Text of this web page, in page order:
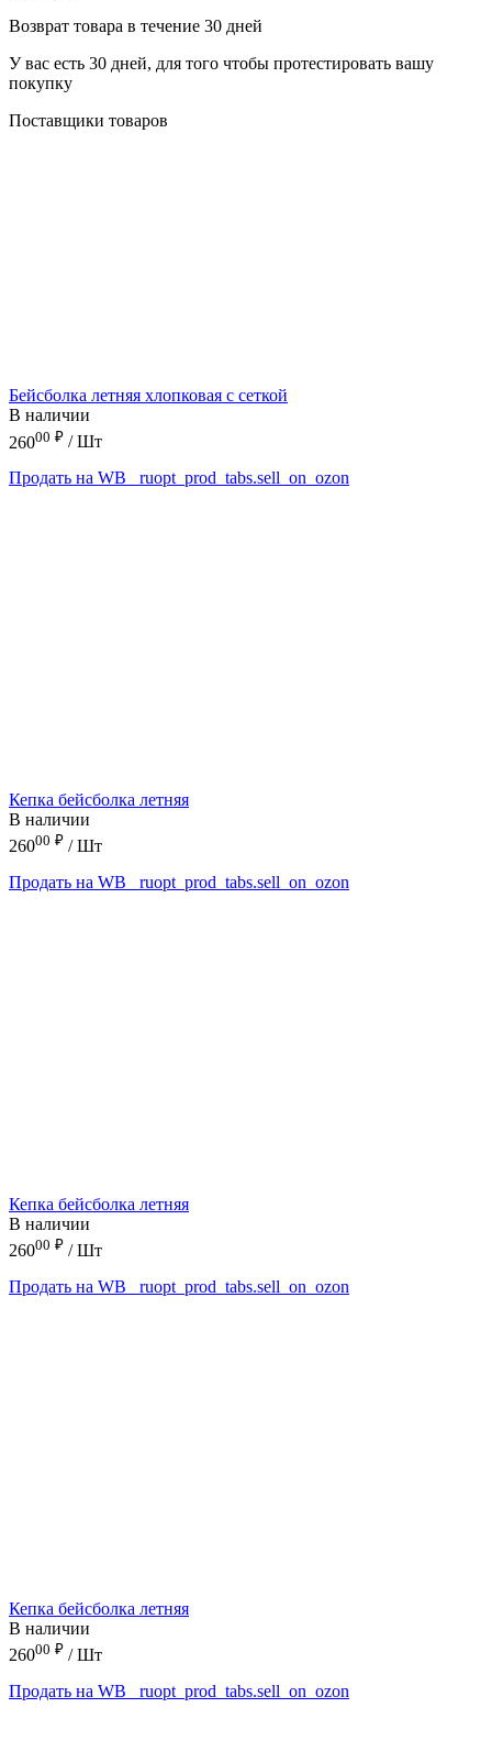
Возврат товара в течение 30 дней
У вас есть 30 дней, для того чтобы протестировать вашу
покупку
Поставщики товаров
Бейсболка летняя хлопковая с сеткой
В наличии
26000 ₽ / Шт
Продать на WB
_ruopt_prod_tabs.sell_on_ozon
Кепка бейсболка летняя
В наличии
26000 ₽ / Шт
Продать на WB
_ruopt_prod_tabs.sell_on_ozon
Кепка бейсболка летняя
В наличии
26000 ₽ / Шт
Продать на WB
_ruopt_prod_tabs.sell_on_ozon
Кепка бейсболка летняя
В наличии
26000 ₽ / Шт
Продать на WB
_ruopt_prod_tabs.sell_on_ozon